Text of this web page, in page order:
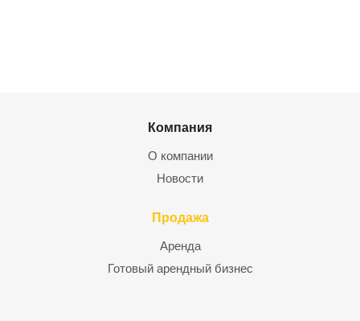
Компания
О компании
Новости
Продажа
Аренда
Готовый арендный бизнес